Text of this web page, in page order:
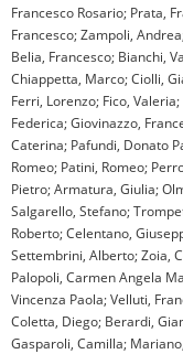
Francesco Rosario; Prata,
Francesco; Zampoli,
Belia, Francesco; Bianchi,
Chiappetta, Marco; Ciolli,
Ferri, Lorenzo; Fico,
Federica; Giovinazzo,
Caterina; Pafundi, Donato
Romeo; Patini, Romeo;
Pietro; Armatura, Giulia;
Salgarello, Stefano;
Roberto; Celentano,
Settembrini, Alberto; Zoia,
Palopoli, Carmen Angela
Vincenza Paola; Velluti,
Coletta, Diego; Berardi,
Gasparoli, Camilla;